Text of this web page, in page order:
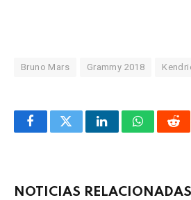
Bruno Mars Grammy 2018
FacebookTwitterLinkedInWhatsApp
NOTICIAS RELACIONADAS